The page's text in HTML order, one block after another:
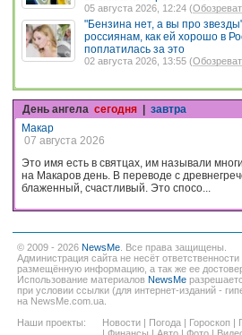
05 августа 2026, 12:24 (
"Бензина нет, а вы про
россиянам, как ей хорошо в
поплатилась за это
02 августа 2026, 13:55 (
День ангела сегодня | завтра
Макар
07 августа 2026
Это имя есть в святцах, им называли
на Макаров день. В переводе с
блаженный, счастливый. Это спосо...
© 2009 - 2026 NewsMe . Все права защищены.
Администрация сайта не несёт ответственности
размещённую информацию, а так же ее
Использование материалов NewsMe
при условии ссылки (для интернет-изданий -
на NewsMe.com.ua.
Наши проекты:
Новости Погода Гороскоп